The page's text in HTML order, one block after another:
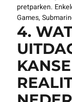
Verschillende
bij virtual reality
VR-studio’s,
pretparken.
Games,
4.